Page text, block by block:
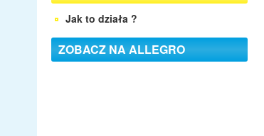
Jak to działa ?
ZOBACZ NA ALLEGRO